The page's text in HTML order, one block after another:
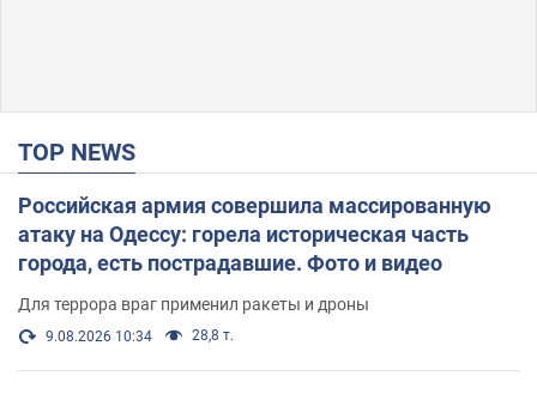
TOP NEWS
Российская армия совершила массированную
атаку на Одессу: горела историческая часть
города, есть пострадавшие. Фото и видео
Для террора враг применил ракеты и дроны
9.08.2026 10:34 28,8 т.